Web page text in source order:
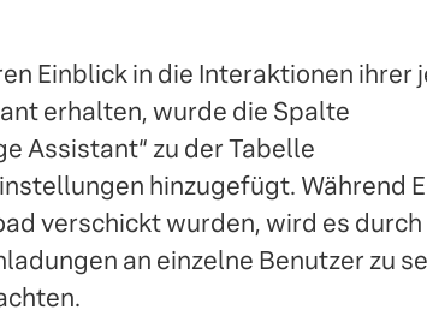
Einblick in die Interaktionen ihrer
erhalten, wurde die Spalte
Assistant“ zu der Tabelle
hinzugefügt. Während
verschickt wurden, wird es
an einzelne Benutzer zu